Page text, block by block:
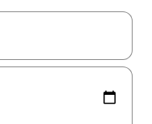
ნავიგაციისთვის